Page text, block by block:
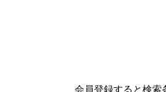
会員登録すると検索